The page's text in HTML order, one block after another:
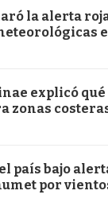
la alerta
explicó
zonas
país bajo
por